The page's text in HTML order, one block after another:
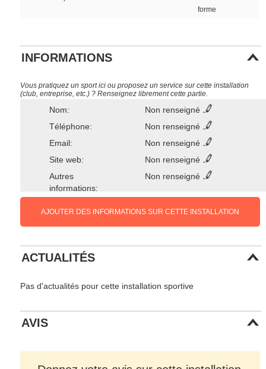
forme
INFORMATIONS
Vous pratiquez un sport ici ou proposez un service sur cette installation
(club, entreprise, etc.) ? Renseignez librement cette partie.
Nom:
Non renseigné
Téléphone:
Non renseigné
Email:
Non renseigné
Site web:
Non renseigné
Autres
informations:
Non renseigné
AJOUTER DES INFORMATIONS SUR CETTE INSTALLATION
ACTUALITÉS
Pas d'actualités pour cette installation sportive
AVIS